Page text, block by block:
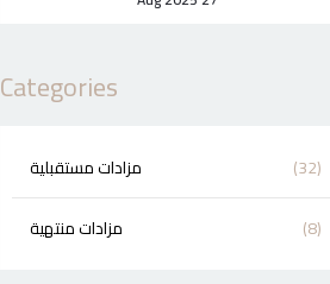
Categories
مزادات مستقبلية
(32)
مزادات منتهية
(8)